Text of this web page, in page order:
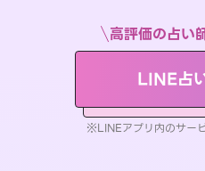
高評価の占い
LINE占
※LINEアプリ内のサー